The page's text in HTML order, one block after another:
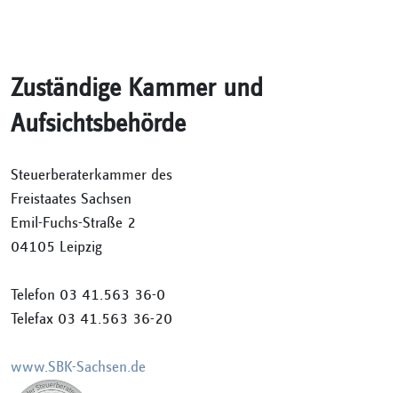
Zuständige Kammer und
Aufsichtsbehörde
Steuerberaterkammer des
Freistaates Sachsen
Emil-Fuchs-Straße 2
04105 Leipzig
Telefon 03 41.563 36-0
Telefax 03 41.563 36-20
www.SBK-Sachsen.de